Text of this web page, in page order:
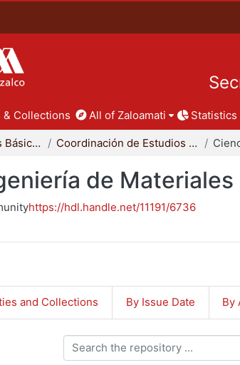
& Collections All of Zaloamati Statistics
División de Ciencias Básicas e Ingeniería Coordinación de Estudios de Posgrado - CBI
de Materiales
https://hdl.handle.net/11191/6736
and Collections By Issue Date By